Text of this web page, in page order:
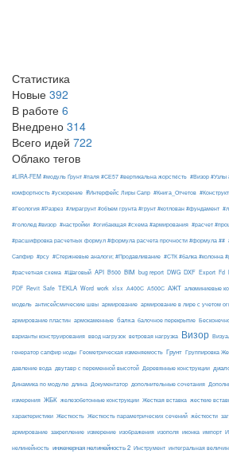
Статистика
Новые 392
В работе 6
Внедрено 314
Всего идей 722
Облако тегов
#LIRA-FEM #модуль Ґрунт #паля #СЕ57 #вертикальна жорсткість #Визор #Узлы
комфортность #ускорение #Интерфейс Лиры Сапр #Книга_Отчетов
#Геология #Разрез #лирагрунт #объем грунта #грунт #котлован #фундамент
#гололед #визор #настройки #огибающая #схема #армирования #расчет
#расшифровка расчетных формул #формула расчета прочности #формула ##
Сапфир #рсу #Стержневые аналоги; #Продавливание #СТК #балка #колонна
#расчетная схема #Шаговый API B500 BIM bug report DWG DXF Export Fd
PDF Revit Safe TEKLA Word work xlsx А400С А500С АЖТ алюминиевые
модель антисейсмические швы армирование армирование в лире с учетом
армирование пластин армокаменные балка балочное перекрытие
варианты конструирования ввод нагрузок ветровая нагрузка Визор
генератор сапфир ноды Геометрическая изменяемость Грунт Группировка
давление вода двутавр с переменной высотой Деревянные конструкции
Динамика по модулю длина Документатор дополнительные сочетания
измерения ЖБК железобетонные конструкции Жесткая вставка жесткие
характеристики Жесткость Жесткость параметрических сечений жёсткости
армирование закрепление измерение изображения изополя иконка импорт
нелинейность инженерная нелинейность 2 Инструмент интегральная